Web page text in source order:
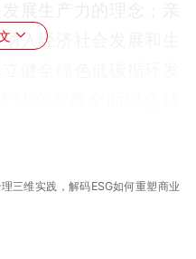
入经济社会发展和生
”的理念引领，到“双
全面绿色转型”的系统
三维实践，解码ESG如何重塑商业